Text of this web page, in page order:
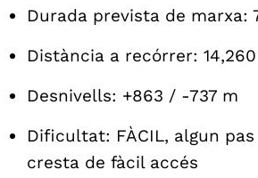
Durada prevista de
Distància a recórrer:
Desnivells: +863 / -737 m
Dificultat: FÀCIL, algun
cresta de fàcil accés